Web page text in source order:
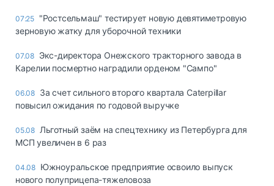
07:25 "Ростсельмаш" тестирует новую девятиметровую
зерновую жатку для уборочной техники
07.08 Экс-директора Онежского тракторного завода в
Карелии посмертно наградили орденом "Сампо"
06.08 За счет сильного второго квартала Caterpillar
повысил ожидания по годовой выручке
05.08 Льготный заём на спецтехнику из Петербурга для
МСП увеличен в 6 раз
04.08 Южноуральское предприятие освоило выпуск
нового полуприцепа-тяжеловоза